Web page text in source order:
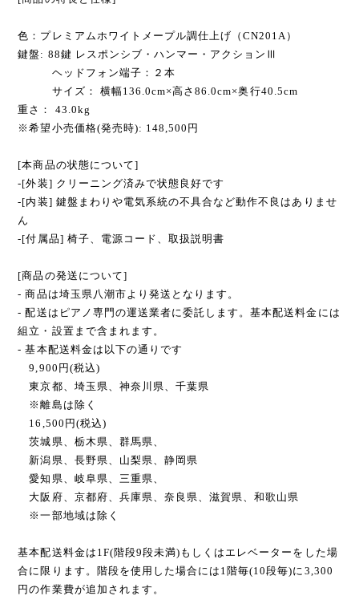
色：プレミアムホワイトメープル調仕上げ（CN201A）
鍵盤: 88鍵 レスポンシブ・ハンマー・アクションⅢ
ヘッドフォン端子：２本
サイズ： 横幅136.0cm×高さ86.0cm×奥行40.5cm
重さ： 43.0kg
※希望小売価格(発売時): 148,500円
[本商品の状態について]
-[外装] クリーニング済みで状態良好です
-[内装] 鍵盤まわりや電気系統の不具合など動作不良はありませ
ん
-[付属品] 椅子、電源コード、取扱説明書
[商品の発送について]
- 商品は埼玉県八潮市より発送となります。
- 配送はピアノ専門の運送業者に委託します。基本配送料金には
組立・設置まで含まれます。
- 基本配送料金は以下の通りです
9,900円(税込)
東京都、埼玉県、神奈川県、千葉県
※離島は除く
16,500円(税込)
茨城県、栃木県、群馬県、
新潟県、長野県、山梨県、静岡県
愛知県、岐阜県、三重県、
大阪府、京都府、兵庫県、奈良県、滋賀県、和歌山県
※一部地域は除く
基本配送料金は1F(階段9段未満)もしくはエレベーターをした場
合に限ります。階段を使用した場合には1階毎(10段毎)に3,300
円の作業費が追加されます。